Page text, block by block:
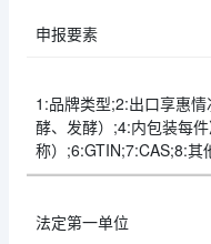
申报要素
1:品牌类型;2:出口享惠
酵、发酵）;4:内包装每
称）;6:GTIN;7:CAS;8:其
法定第一单位